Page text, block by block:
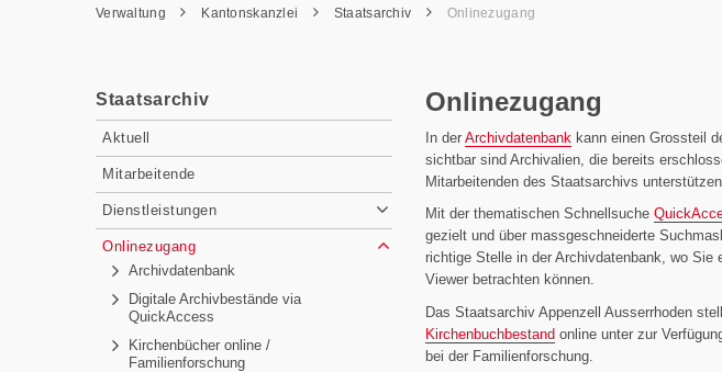
Inhalt
Pfadnavigation
Verwaltung Kantonskanzlei Staatsarchiv Onlinezugang
Staatsarchiv
Subnavigation
Aktuell
Mitarbeitende
Dienstleistungen
Onlinezugang
Archivdatenbank
Digitale Archivbestände via
QuickAccess
Kirchenbücher online /
Familienforschung
Onlinezugang
In der Archivdatenbank kann einen Grossteil
sichtbar sind Archivalien, die bereits
Mitarbeitenden des Staatsarchivs
Mit der thematischen Schnellsuche
gezielt und über massgeschneiderte
richtige Stelle in der Archivdatenbank, wo Sie
Viewer betrachten können.
Das Staatsarchiv Appenzell Ausserrhoden
Kirchenbuchbestand online unter zur
bei der Familienforschung.